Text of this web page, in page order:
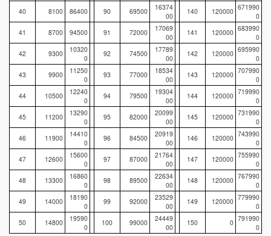
40
8100 86400 90 69500
16374
00
140 120000 671990
0
41
8700 94500 91 72000
17069
00
141 120000 683990
0
42
9300
10320
0
92 74500
17789
00
142 120000 695990
0
43
9900
11250
0
93 77000
18534
00
143 120000 707990
0
44
10500
12240
0
94 79500
19304
00
144 120000 719990
0
45
11200
13290
0
95 82000
20099
00
145 120000 731990
0
46
11900
14410
0
96 84500
20919
00
146 120000 743990
0
47
12600
15600
0
97 87000
21764
00
147 120000 755990
0
48
13300
16860
0
98 89500
22634
00
148 120000 767990
0
49
14000
18190
0
99 92000
23529
00
149 120000 779990
0
50
14800
19590
0
100 99000
24449
00
150 0 791990
0